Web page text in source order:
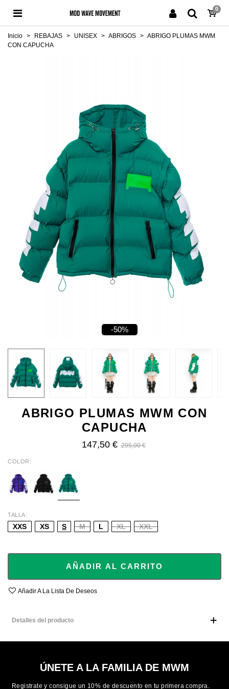
0
Inicio > REBAJAS > UNISEX > ABRIGOS > ABRIGO PLUMAS MWM
CON CAPUCHA
-50%
ABRIGO PLUMAS MWM CON
CAPUCHA
147,50 € 295,00 €
COLOR
TALLA
XXS XS S M L XL XXL
AÑADIR AL CARRITO
Añadir A La Lista De Deseos
Detalles del producto
ÚNETE A LA FAMILIA DE MWM
Registrate y consigue un 10% de descuento en tu primera compra.